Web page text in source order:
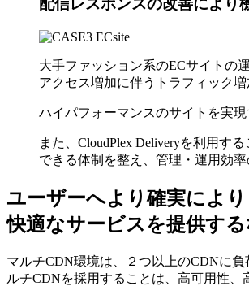
配信レスポンスの改善により
大手ファッション系のECサイトの
アクセス増加に伴うトラフィック
ハイパフォーマンスのサイトを実
また、CloudPlex Deliveryを利用す
できる体制を整え、管理・運用効率
ユーザーへより確実により
快適なサービスを提供する
マルチCDN環境は、２つ以上のCDNに
ルチCDNを採⽤することは、⾼可⽤性